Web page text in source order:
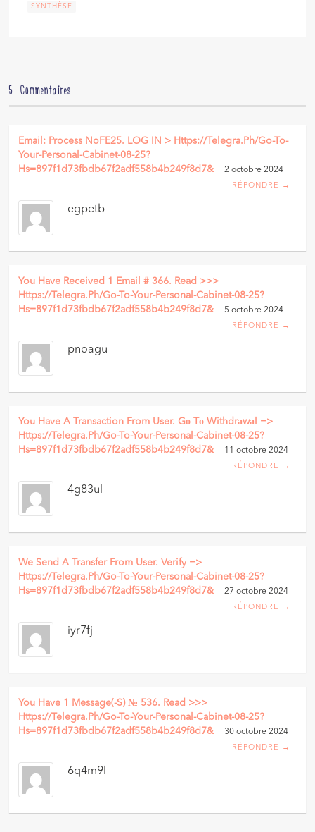
SYNTHÈSE
5 Commentaires
Email: Process NoFE25. LOG IN > Https://telegra.ph/Go-To-
Your-Personal-Cabinet-08-25?
Hs=897f1d73fbdb67f2adf558b4b249f8d7&
2 octobre 2024
RÉPONDRE →
egpetb
You Have Received 1 Email # 366. Read >>>
Https://telegra.ph/Go-To-Your-Personal-Cabinet-08-25?
Hs=897f1d73fbdb67f2adf558b4b249f8d7&
5 octobre 2024
RÉPONDRE →
pnoagu
You Have A Transaction From User. Gо Tо Withdrаwаl =>
Https://telegra.ph/Go-To-Your-Personal-Cabinet-08-25?
Hs=897f1d73fbdb67f2adf558b4b249f8d7&
11 octobre 2024
RÉPONDRE →
4g83ul
We Send A Transfer From User. Verify =>
Https://telegra.ph/Go-To-Your-Personal-Cabinet-08-25?
Hs=897f1d73fbdb67f2adf558b4b249f8d7&
27 octobre 2024
RÉPONDRE →
iyr7fj
You Have 1 Message(-S) № 536. Read >>>
Https://telegra.ph/Go-To-Your-Personal-Cabinet-08-25?
Hs=897f1d73fbdb67f2adf558b4b249f8d7&
30 octobre 2024
RÉPONDRE →
6q4m9l